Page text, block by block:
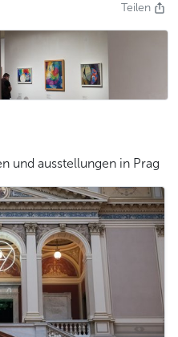
Teilen
und ausstellungen in Prag